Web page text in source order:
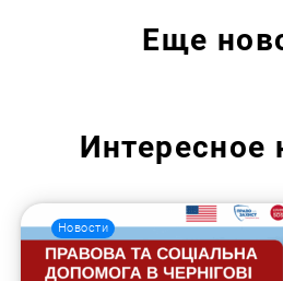
Еще
Интересное
Новости